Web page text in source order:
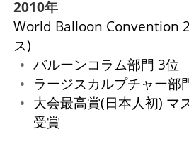
2010年
World Balloon Convention
ス)
バルーンコラム部門 3位
ラージスカルプチャー部
大会最高賞(日本人初) マ
受賞